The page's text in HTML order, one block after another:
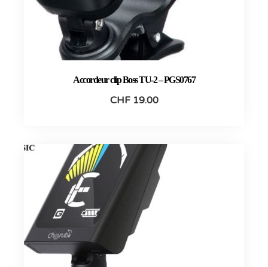
Accordeur clip Boss TU-2 – PGS0767
CHF19.00